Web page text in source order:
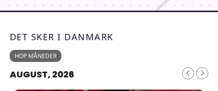
DET SKER I DANMARK
HOP MÅNEDER
AUGUST, 2026